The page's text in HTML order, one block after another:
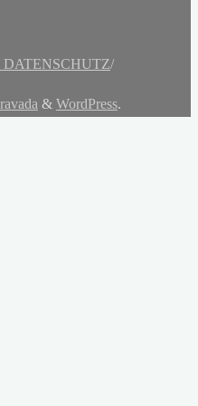
/
& WordPress.